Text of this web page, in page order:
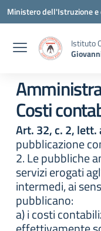
Vai ai contenuti
Vai al menu di navigazione
Vai al footer
Ministero dell'Istruzione
Istituto
Costi
Art. 32, c. 2, lett.
pubblicazione
2. Le pubbliche
servizi erogati
intermedi, ai
pubblicano:
a) i costi